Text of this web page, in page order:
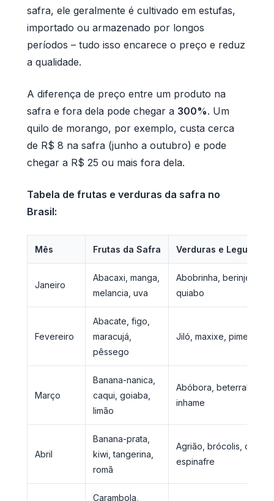
safra, ele geralmente é cultivado em estufas,
importado ou armazenado por longos
períodos – tudo isso encarece o preço e reduz
a qualidade.
A diferença de preço entre um produto na
safra e fora dela pode chegar a 300%. Um
quilo de morango, por exemplo, custa cerca
de R$ 8 na safra (junho a outubro) e pode
chegar a R$ 25 ou mais fora dela.
Tabela de frutas e verduras da safra no
Brasil:
Mês Frutas da Safra Verduras e Legumes
Janeiro
Abacaxi, manga,
melancia, uva
Abobrinha, berinjela,
quiabo
Fevereiro
Abacate, figo,
maracujá,
pêssego
Jiló, maxixe, pimentão,
Março
Banana-nanica,
caqui, goiaba,
limão
Abóbora, beterraba,
inhame
Abril
Banana-prata,
kiwi, tangerina,
romã
Agrião, brócolis,
espinafre
Carambola,